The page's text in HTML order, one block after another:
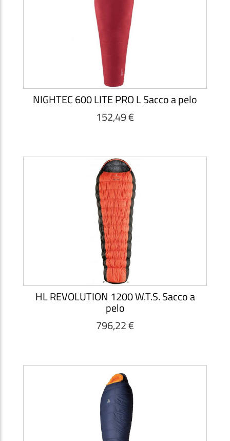
NIGHTEC 600 LITE PRO L Sacco a pelo
152,49 €
HL REVOLUTION 1200 W.T.S. Sacco a
pelo
796,22 €